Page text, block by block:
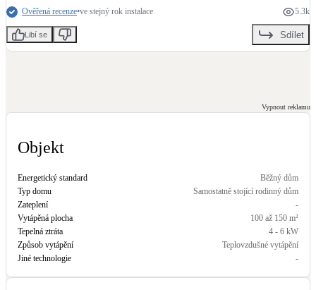
Balkonové sestavy
Objekt
Energetický standard
Běžný dům
Typ domu
Samostatně stojící rodinný dům
Zateplení
-
Vytápěná plocha
100 až 150 m²
Tepelná ztráta
4 - 6 kW
Způsob vytápění
Teplovzdušné vytápění
Jiné technologie
-
Ověřená recenze•ve stejný rok instalace 5.3k
Libí se Sdílet
Vypnout reklamu